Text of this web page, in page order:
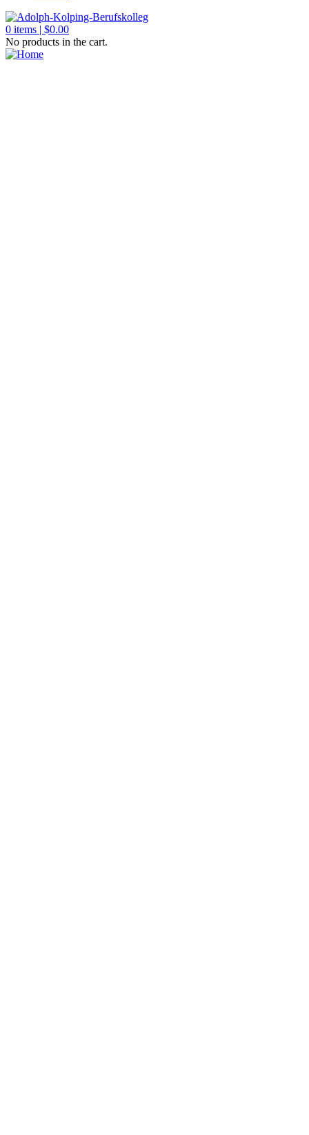
0 items | $0.00
No products in the cart.